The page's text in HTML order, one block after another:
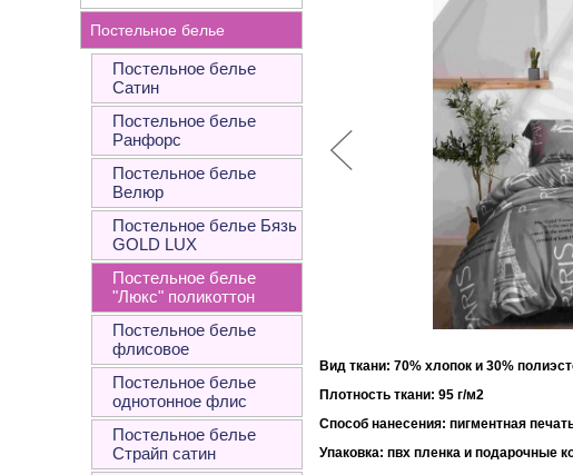
Постельное белье
Постельное белье
Сатин
Постельное белье
Ранфорс
Постельное белье
Велюр
Постельное белье Бязь
GOLD LUX
Постельное белье
"Люкс" поликоттон
Постельное белье
флисовое
Постельное белье
однотонное флис
Постельное белье
Страйп сатин
Вид ткани: 70% хлопок и 30%
Плотность ткани: 95 г/м2
Способ нанесения: пигментная
Упаковка: пвх пленка и подарочные